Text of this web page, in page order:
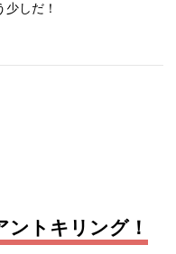
しだ！
ントキリング！